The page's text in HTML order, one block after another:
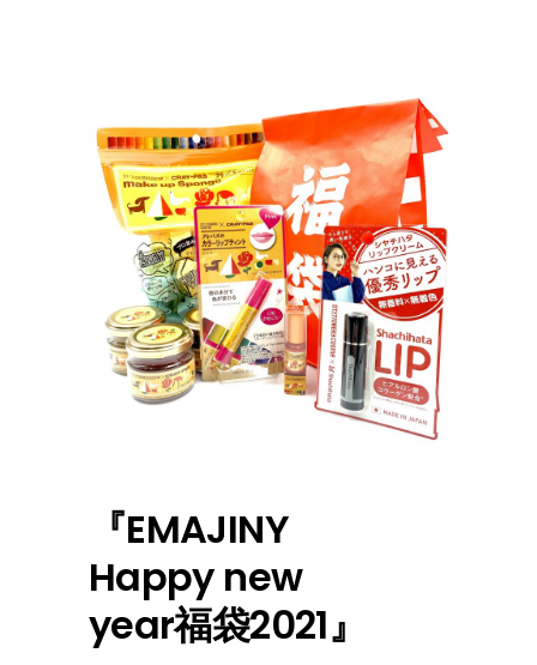
『EMAJINY
Happy new
year福袋2021』